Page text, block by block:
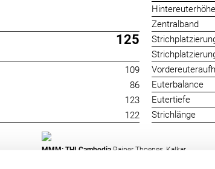
125
109
86
123
122
Hintereuterhöhe
Zentralband
Euterbalance
Eutertiefe
Strichlänge
MMM: THI CambodiaRainer Thoenes, Kalkar